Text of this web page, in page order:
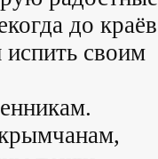
до краёв
испить своим